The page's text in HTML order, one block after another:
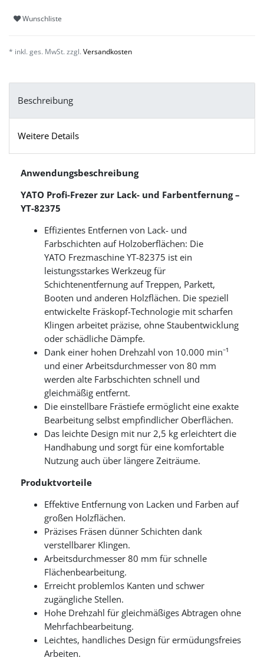
Wunschliste
* inkl. ges. MwSt. zzgl. Versandkosten
Beschreibung
Weitere Details
Anwendungsbeschreibung
YATO Profi-Frezer zur Lack- und Farbentfernung –
YT-82375
Effizientes Entfernen von Lack- und
Farbschichten auf Holzoberflächen: Die
YATO Frezmaschine YT-82375 ist ein
leistungsstarkes Werkzeug für
Schichtenentfernung auf Treppen, Parkett,
Booten und anderen Holzflächen. Die speziell
entwickelte Fräskopf-Technologie mit scharfen
Klingen arbeitet präzise, ohne Staubentwicklung
oder schädliche Dämpfe.
Dank einer hohen Drehzahl von 10.000 min⁻¹
und einer Arbeitsdurchmesser von 80 mm
werden alte Farbschichten schnell und
gleichmäßig entfernt.
Die einstellbare Frästiefe ermöglicht eine exakte
Bearbeitung selbst empfindlicher Oberflächen.
Das leichte Design mit nur 2,5 kg erleichtert die
Handhabung und sorgt für eine komfortable
Nutzung auch über längere Zeiträume.
Produktvorteile
Effektive Entfernung von Lacken und Farben auf
großen Holzflächen.
Präzises Fräsen dünner Schichten dank
verstellbarer Klingen.
Arbeitsdurchmesser 80 mm für schnelle
Flächenbearbeitung.
Erreicht problemlos Kanten und schwer
zugängliche Stellen.
Hohe Drehzahl für gleichmäßiges Abtragen ohne
Mehrfachbearbeitung.
Leichtes, handliches Design für ermüdungsfreies
Arbeiten.